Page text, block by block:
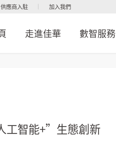
供應商入駐 加入我們
走進佳華 數智服務
工智能+”生態創新